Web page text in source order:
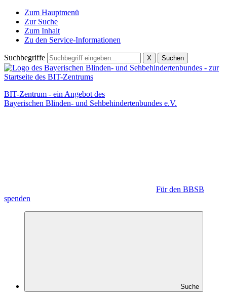
Zum Hauptmenü
Zur Suche
Zum Inhalt
Zu den Service-Informationen
Suchbegriffe X Suchen
BIT-Zentrum - ein Angebot des
Bayerischen Blinden- und Sehbehindertenbundes e.V.
Für den BBSB
spenden
Suche